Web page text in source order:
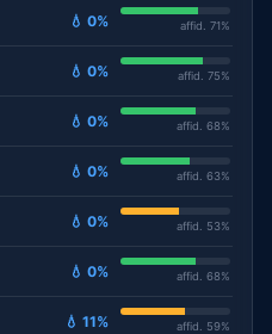
💧 0% affid. 71%
💧 0% affid. 75%
💧 0% affid. 68%
💧 0% affid. 63%
💧 0% affid. 53%
💧 0% affid. 68%
💧 11% affid. 59%